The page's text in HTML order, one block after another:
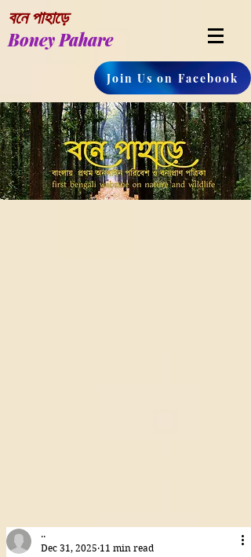
বনে পাহাড়ে
Boney Pahare
Join Us on Facebook
..
Dec 31, 2025 11 min read